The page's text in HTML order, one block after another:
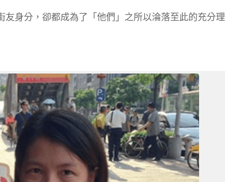
身分，卻都成為了「他們」之所以淪落至此的充分理